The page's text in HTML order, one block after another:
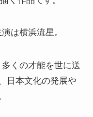
は横浜流星。
くの才能を世に送
日本文化の発展や